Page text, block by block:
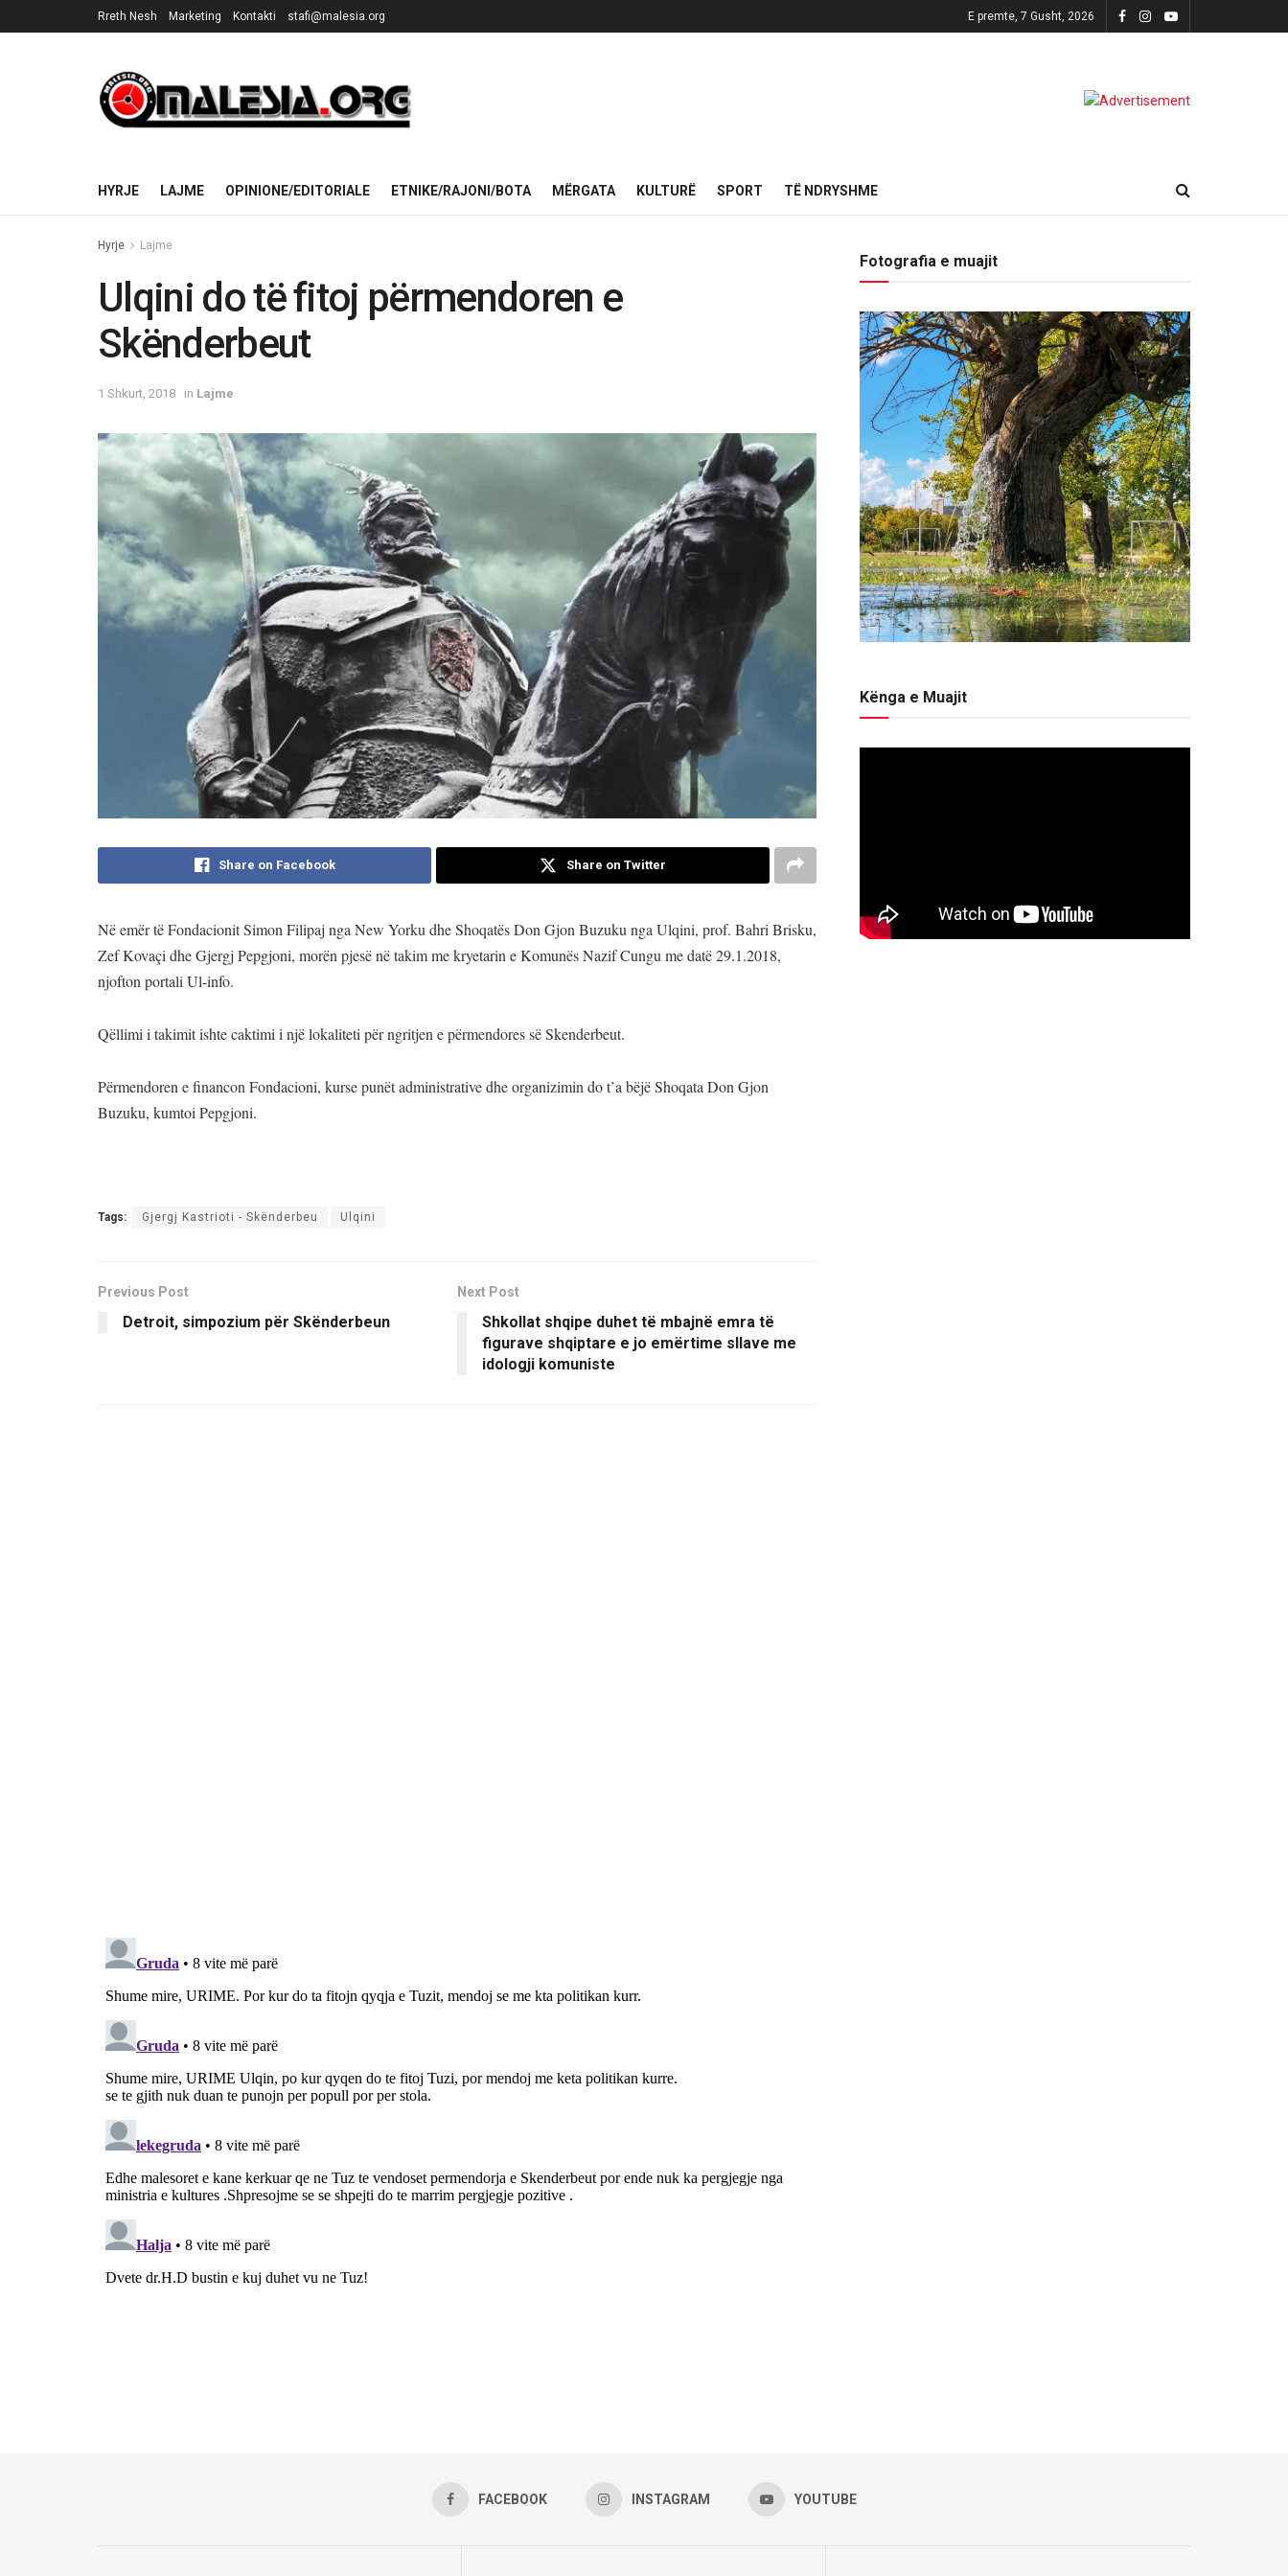
Rreth Nesh Marketing Kontakti stafi@malesia.org E premte, 7 Gusht, 2026
HYRJE LAJME OPINIONE/EDITORIALE ETNIKE/RAJONI/BOTA MËRGATA KULTURË SPORT TË NDRYSHME
Hyrje Lajme
Ulqini do të fitoj përmendoren e
Skënderbeut
1 Shkurt, 2018 in Lajme
Share on Facebook Share on Twitter
Në emër të Fondacionit Simon Filipaj nga New Yorku dhe Shoqatës Don Gjon Buzuku nga Ulqini, prof. Bahri Brisku,
Zef Kovaçi dhe Gjergj Pepgjoni, morën pjesë në takim me kryetarin e Komunës Nazif Cungu me datë 29.1.2018,
njofton portali Ul-info.
Qëllimi i takimit ishte caktimi i një lokaliteti për ngritjen e përmendores së Skenderbeut.
Përmendoren e financon Fondacioni, kurse punët administrative dhe organizimin do t’a bëjë Shoqata Don Gjon
Buzuku, kumtoi Pepgjoni.
Tags: Gjergj Kastrioti - Skënderbeu Ulqini
Previous Post
Detroit, simpozium për Skënderbeun
Next Post
Shkollat shqipe duhet të mbajnë emra të
figurave shqiptare e jo emërtime sllave me
idologji komuniste
Fotografia e muajit
Kënga e Muajit
FACEBOOK INSTAGRAM YOUTUBE